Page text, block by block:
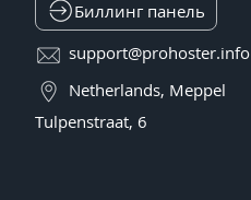
Биллинг панель
support@prohoster.info
Netherlands, Meppel
Tulpenstraat, 6